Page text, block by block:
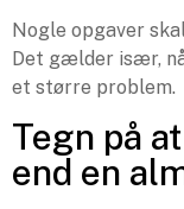
Nogle opgaver
Det gælder især,
et større problem.
Tegn på
end en